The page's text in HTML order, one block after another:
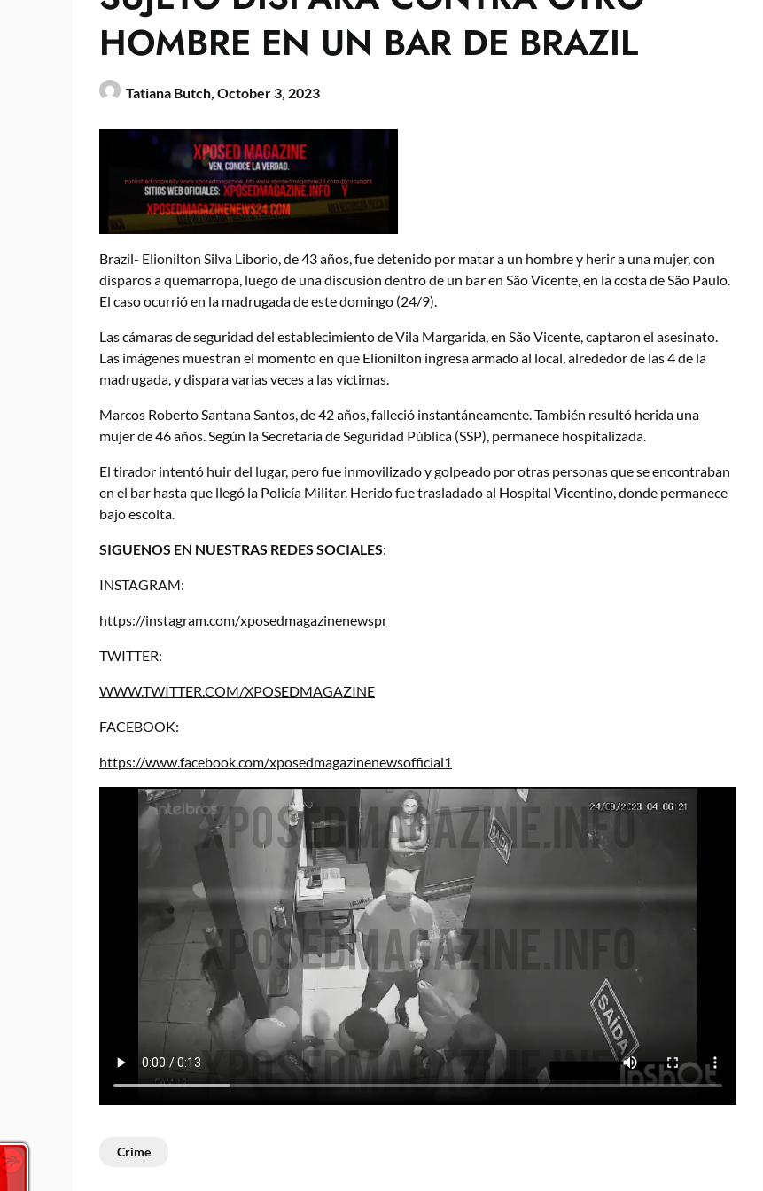
HOMBRE EN UN BAR DE BRAZIL
Tatiana Butch, October 3, 2023
Brazil- Elionilton Silva Liborio, de 43 años, fue detenido por matar a un hombre y herir a una mujer, con
disparos a quemarropa, luego de una discusión dentro de un bar en São Vicente, en la costa de São Paulo.
El caso ocurrió en la madrugada de este domingo (24/9).
Las cámaras de seguridad del establecimiento de Vila Margarida, en São Vicente, captaron el asesinato.
Las imágenes muestran el momento en que Elionilton ingresa armado al local, alrededor de las 4 de la
madrugada, y dispara varias veces a las víctimas.
Marcos Roberto Santana Santos, de 42 años, falleció instantáneamente. También resultó herida una
mujer de 46 años. Según la Secretaría de Seguridad Pública (SSP), permanece hospitalizada.
El tirador intentó huir del lugar, pero fue inmovilizado y golpeado por otras personas que se encontraban
en el bar hasta que llegó la Policía Militar. Herido fue trasladado al Hospital Vicentino, donde permanece
bajo escolta.
SIGUENOS EN NUESTRAS REDES SOCIALES:
INSTAGRAM:
https://instagram.com/xposedmagazinenewspr
TWITTER:
WWW.TWITTER.COM/XPOSEDMAGAZINE
FACEBOOK:
https://www.facebook.com/xposedmagazinenewsofficial1
Crime